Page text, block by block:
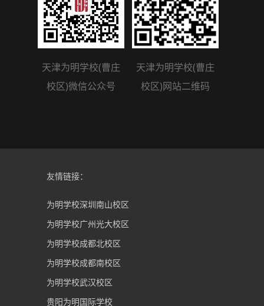
天津为明学校(曹庄
校区)微信公众号
天津为明学校(曹庄
校区)网站二维码
友情链接：
为明学校深圳南山校区
为明学校广州光大校区
为明学校成都北校区
为明学校成都南校区
为明学校武汉校区
贵阳为明国际学校